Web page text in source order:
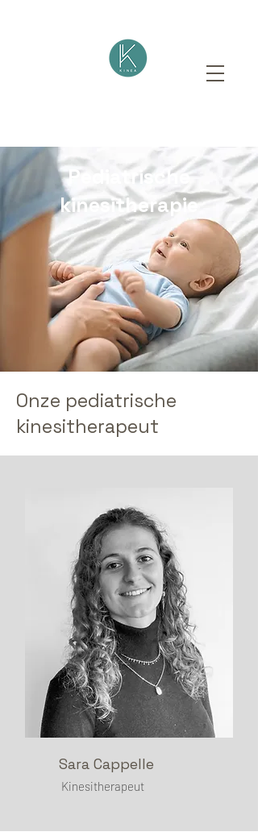
Pediatrische
kinesitherapie
Onze pediatrische
kinesitherapeut
Sara Cappelle
Kinesitherapeut